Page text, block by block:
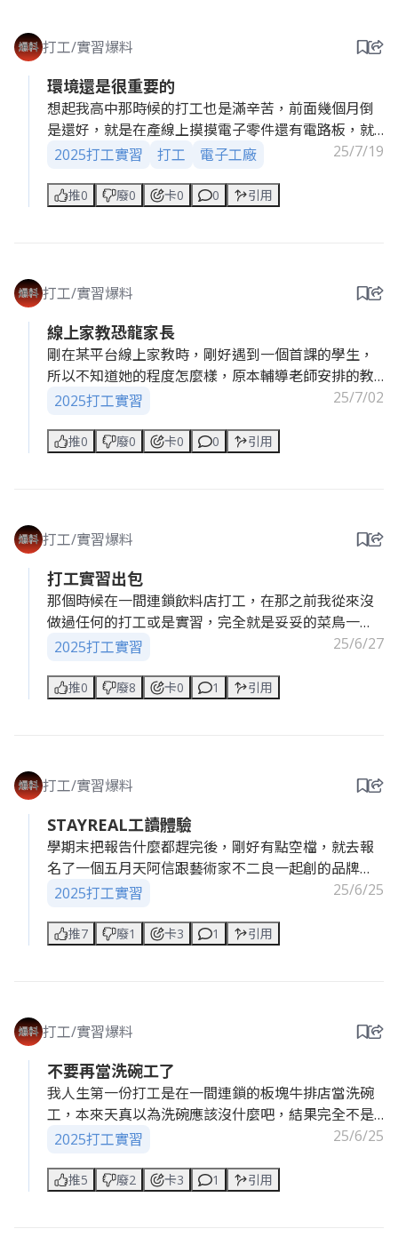
工作內容說起來其實蠻不錯的，環境單純、上班只有
我一人、事情多但都不難做，基本上時間管理和效率
抓得好，一邊打工還可以一邊唸書也不會太吃力。
學生們也蠻可愛的，看見他們快樂學習的模樣，也找
回學生時期學才藝的單純與熱愛，也像是參與了一段
別人的成長過程。但說實話，當老闆的行政助理還是
模糊的界線感總讓我有點問號。
不過撇開這點，這份工作還是讓我收穫滿滿，也練就
了一身打雜技能（？）
是一次很荒謬也很有趣的經驗：Ｄ
打工/實習爆料
環境還是很重要的
想起我高中那時候的打工也是滿辛苦，前面幾個月倒
是還好，就是在產線上摸摸電子零件還有電路板，就
是手腳要俐落些。不過當我做了兩、三個月的時候，
的都知道，在大型機台旁邊工作真的很恐怖，機台一
幸好後來因為工廠制度我就離開了那裡，雖然平常都
有休息時間讓我們休息，但那種工作環境還是不能待
太久的吧🫥 相信就算工廠的人不趕我們走，過沒多久
我也是會自己走人的。自己的身體自己顧，除非工廠
環境改善，否則不要為了賺錢把自己的健康快樂都搞
沒了😌👍🏽
2025打工實習 打工 電子工廠 25/7/19
推0 廢0 卡0 0 引用
打工/實習爆料
線上家教恐龍家長
剛在某平台線上家教時，剛好遇到一個首課的學生，
所以不知道她的程度怎麼樣，原本輔導老師安排的教
材對她來說有點簡單，大概十題只錯個一題，最後一
且也有在寫算式，她的家長突然在旁邊暴怒說：「為
秒吧。家長在旁邊說：「為什麼不先出好再上課？！
你們課程是這樣的嗎？！」我整個被罵的莫名其妙的
但是又不能罵回去，只能好聲好氣地講然後再繼續被
罵，真的是恐龍家長，我只是個小小約聘老師QQ而且
因為這件事情還焦慮跟內耗了很久，想說是不是真的
沒教好
2025打工實習 25/7/02
推0 廢0 卡0 0 引用
打工/實習爆料
打工實習出包
那個時候在一間連鎖飲料店打工，在那之前我從來沒
做過任何的打工或是實習，完全就是妥妥的菜鳥一
枚，一進去飲料店老闆不知道為什麼，正常來說都要
直接讓我站櫃檯，通常櫃檯都是給老手站的，他可能
用奶酪水做成的，實際上是煉乳水，但老闆都叫我們
說煉乳就好，哇塞，客人聽到奶酪水臉直接垮掉，因
為奶酪水聽起來真的超噁心，後面同事趕快插話說不
是啦，是煉乳啦，才會有多多的感覺，客人聽了直搖
頭還是說不一樣，故事告訴我們不要讓新人站櫃檯
2025打工實習 25/6/27
推0 廢8 卡0 1 引用
打工/實習爆料
STAYREAL工讀體驗
學期末把報告什麼都趕完後，剛好有點空檔，就去報
名了一個五月天阿信跟藝術家不二良一起創的品牌
——stayreal 的快閃店工讀。其實我那時候根本不知
了。 我一開始是被排去撿貨區，結果才第一天就出
真的睡在快閃店門口，瘋到我不敢相信。 我站在外面
發傳單的時候，一堆路人經過都會問說欸這是什麼牌
子啊？然後我都一臉尷尬的笑說呃就是一個衣服品牌
啦～跟五月天有關！」因為我自己也搞不太清楚，超
怕講錯被粉絲揍。雖然有點手忙腳亂，但也算是一個
超新鮮的打工體驗啦，至少我現在知道 stayreal 是什
麼了哈哈哈。
2025打工實習 25/6/25
推7 廢1 卡3 1 引用
打工/實習爆料
不要再當洗碗工了
我人生第一份打工是在一間連鎖的板塊牛排店當洗碗
工，本來天真以為洗碗應該沒什麼吧，結果完全不是
那回事。那個牛排鐵盤重到爆炸，每個都像健身用的
本沒得停。 我第一天只上4小時，結果手就起水泡，
2025打工實習 25/6/25
推5 廢2 卡3 1 引用